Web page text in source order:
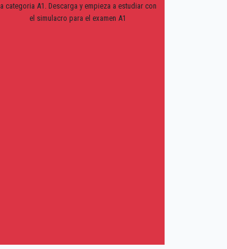
la categoria A1. Descarga y empieza a estudiar con
el simulacro para el examen A1